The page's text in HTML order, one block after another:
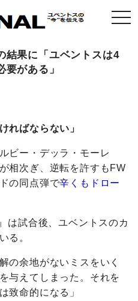
結果に「ユベントスは4
がある」
ればならない」
ビー・デッラ・モーレ
相次ぎ、逆転を許すもFW
の同点弾で辛くもドロー
は試合後、ユベントスのカ
る。
の余地がないミスをいく
与えてしまった。それを
致命的になる」